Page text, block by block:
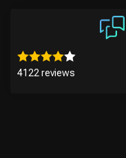
4122 reviews